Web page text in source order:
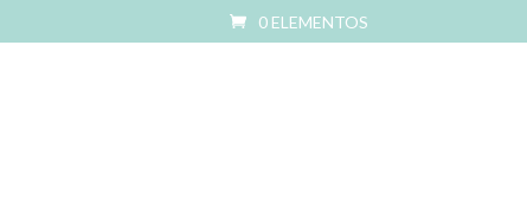
0 ELEMENTOS